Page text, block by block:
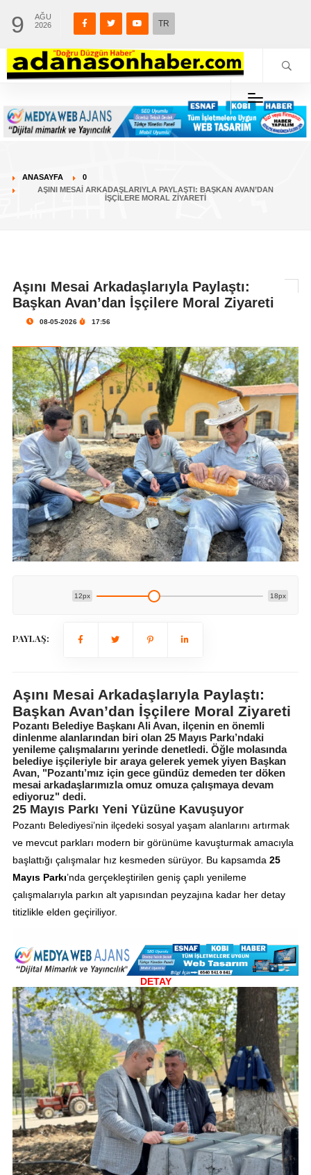
9
AĞU
2026
TR
ANASAYFA
0
AŞINI MESAI ARKADAŞLARIYLA PAYLAŞTI: BAŞKAN AVAN’DAN
İŞÇILERE MORAL ZIYARETI
Aşını Mesai Arkadaşlarıyla Paylaştı:
Başkan Avan’dan İşçilere Moral Ziyareti
08-05-2026 17:56
12px 18px
PAYLAŞ:
Aşını Mesai Arkadaşlarıyla Paylaştı:
Başkan Avan’dan İşçilere Moral Ziyareti
Pozantı Belediye Başkanı Ali Avan, ilçenin en önemli
dinlenme alanlarından biri olan 25 Mayıs Parkı’ndaki
yenileme çalışmalarını yerinde denetledi. Öğle molasında
belediye işçileriyle bir araya gelerek yemek yiyen Başkan
Avan, "Pozantı’mız için gece gündüz demeden ter döken
mesai arkadaşlarımızla omuz omuza çalışmaya devam
ediyoruz" dedi.
25 Mayıs Parkı Yeni Yüzüne Kavuşuyor
Pozantı Belediyesi’nin ilçedeki sosyal yaşam alanlarını artırmak
ve mevcut parkları modern bir görünüme kavuşturmak amacıyla
başlattığı çalışmalar hız kesmeden sürüyor. Bu kapsamda 25
Mayıs Parkı’nda gerçekleştirilen geniş çaplı yenileme
çalışmalarıyla parkın alt yapısından peyzajına kadar her detay
titizlikle elden geçiriliyor.
DETAY